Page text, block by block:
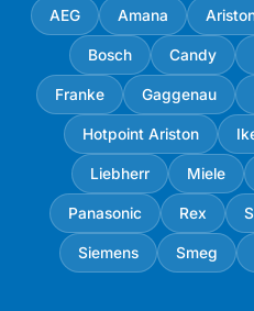
AEG Amana
Bosch Candy
Franke Gaggenau
Hotpoint Ariston
Liebherr Miele
Panasonic Rex
Siemens Smeg